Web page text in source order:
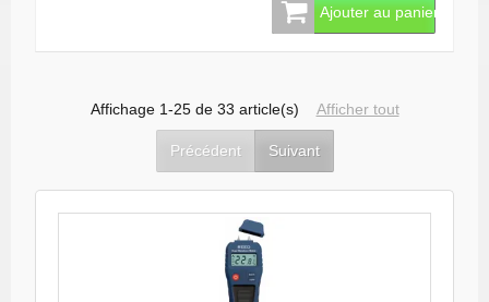
Ajouter au panier
Affichage 1-25 de 33 article(s) Afficher tout
Précédent Suivant